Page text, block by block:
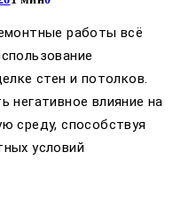
работы всё
стен и потолков.
негативное влияние на
среду, способствуя
условий